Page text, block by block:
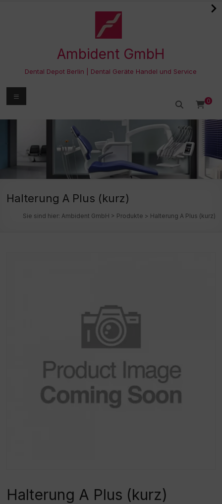
Ambident GmbH
Dental Depot Berlin | Dental Geräte Handel und Service
0
Menü
Halterung A Plus (kurz)
Sie sind hier: Ambident GmbH > Produkte > Halterung A Plus (kurz)
Halterung A Plus (kurz)